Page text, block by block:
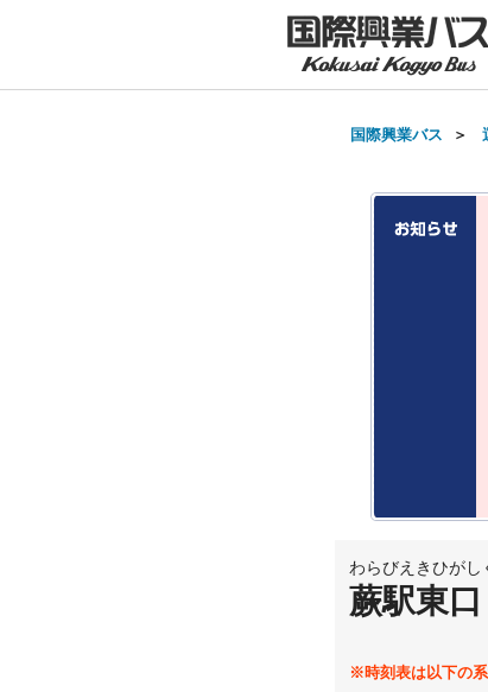
国際興業バス ＞
わらびえきひがし
蕨駅東
※時刻表は以下の